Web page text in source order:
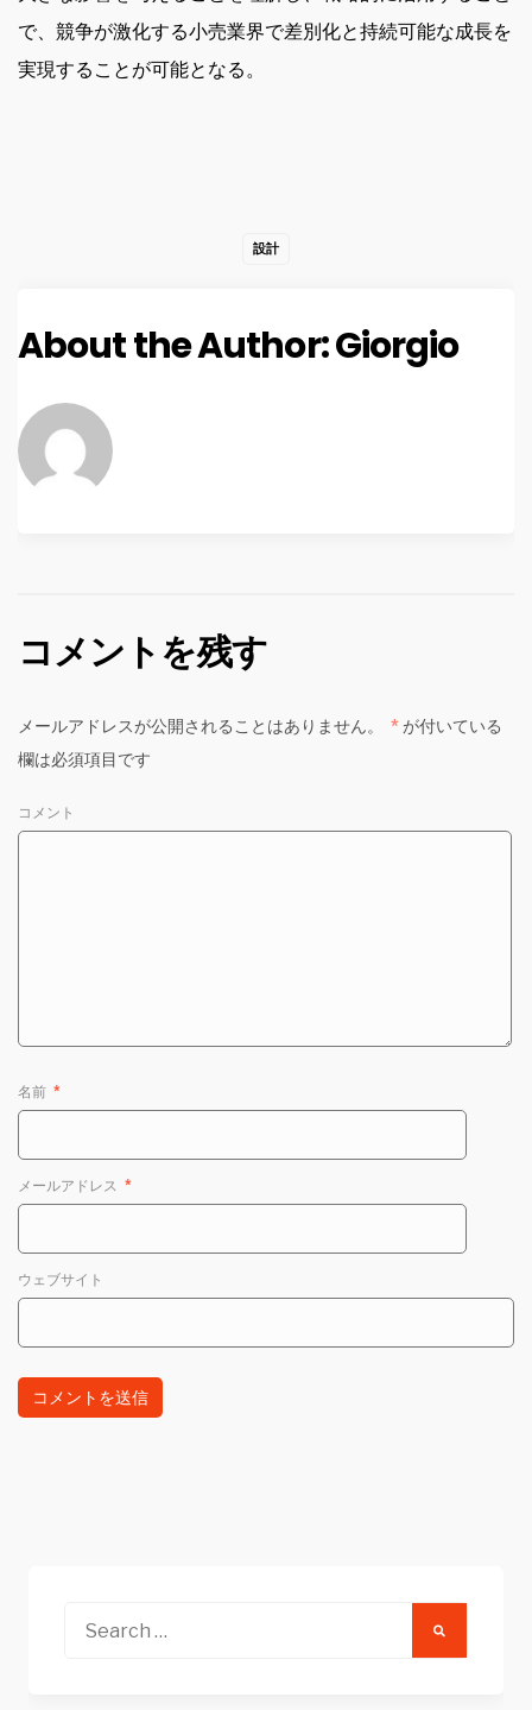
で、競争が激化する小売業界で差別化と持続可能な成長を
実現することが可能となる。
設計
About the Author:Giorgio
コメントを残す
メールアドレスが公開されることはありません。 * が付いている
欄は必須項目です
コメント
名前 *
メールアドレス *
ウェブサイト
Search